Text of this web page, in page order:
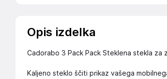
Opis izdelka
Cadorabo 3 Pack Pack Steklena stekla za
Kaljeno steklo ščiti prikaz vašega